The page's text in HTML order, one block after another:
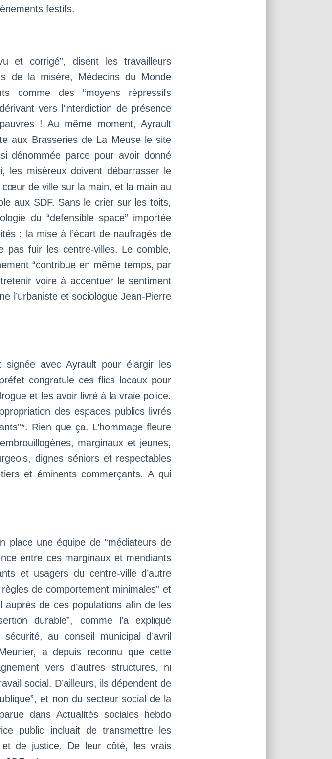
festifs.
et corrigé”, disent les travailleurs
de la misère, Médecins du Monde
comme des “moyens répressifs
vers l’interdiction de présence
! Au même moment, Ayrault
aux Brasseries de La Meuse le site
dénommée parce pour avoir donné
les miséreux doivent débarrasser le
de ville sur la main, et la main au
aux SDF. Sans le crier sur les toits,
du “defensible space” importée
: la mise à l’écart de naufragés de
pas fuir les centre-villes. Le comble,
“contribue en même temps, par
voire à accentuer le sentiment
l’urbaniste et sociologue Jean-Pierre
avec Ayrault pour élargir les
congratule ces flics locaux pour
et les avoir livré à la vraie police.
des espaces publics livrés
Rien que ça. L’hommage fleure
marginaux et jeunes,
dignes séniors et respectables
et éminents commerçants. A qui
place une équipe de “médiateurs de
entre ces marginaux et mendiants
et usagers du centre-ville d’autre
de comportement minimales” et
auprès de ces populations afin de les
durable”, comme l’a expliqué
au conseil municipal d’avril
a depuis reconnu que cette
vers d’autres structures, ni
social. D’ailleurs, ils dépendent de
et non du secteur social de la
dans Actualités sociales hebdo
public incluait de transmettre les
de justice. De leur côté, les vrais